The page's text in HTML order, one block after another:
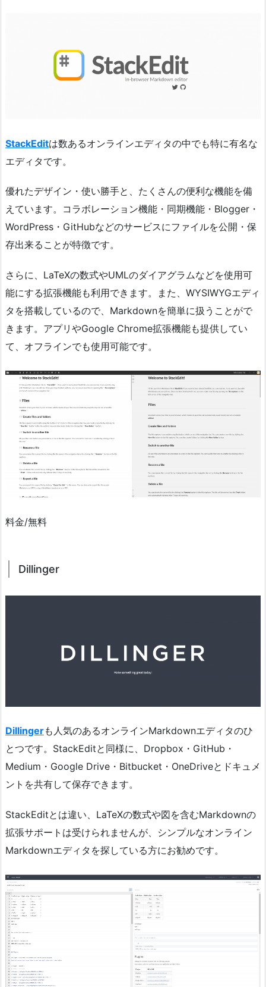
StackEditは数あるオンラインエディタの中でも特に有名な
エディタです。
優れたデザイン・使い勝手と、たくさんの便利な機能を備
えています。コラボレーション機能・同期機能・Blogger・
WordPress・GitHubなどのサービスにファイルを公開・保
存出来ることが特徴です。
さらに、LaTeXの数式やUMLのダイアグラムなどを使用可
能にする拡張機能も利用できます。また、WYSIWYGエディ
タを搭載しているので、Markdownを簡単に扱うことがで
きます。アプリやGoogle Chrome拡張機能も提供してい
て、オフラインでも使用可能です。
料金/無料
Dillinger
Dillingerも人気のあるオンラインMarkdownエディタのひ
とつです。StackEditと同様に、Dropbox・GitHub・
Medium・Google Drive・Bitbucket・OneDriveとドキュメ
ントを共有して保存できます。
StackEditとは違い、LaTeXの数式や図を含むMarkdownの
拡張サポートは受けられませんが、シンプルなオンライン
Markdownエディタを探している方にお勧めです。